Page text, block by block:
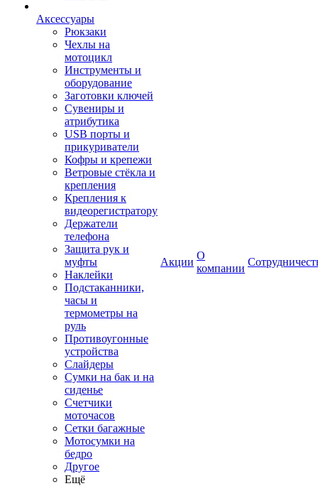
Аксессуары
Рюкзаки
Чехлы на
мотоцикл
Инструменты и
оборудование
Заготовки ключей
Сувениры и
атрибутика
USB порты и
прикуриватели
Кофры и крепежи
Ветровые стёкла и
крепления
Крепления к
видеорегистратору
Держатели
телефона
Защита рук и
муфты
Наклейки
Подстаканники,
часы и
термометры на
руль
Противоугонные
устройства
Слайдеры
Сумки на бак и на
сиденье
Счетчики
моточасов
Сетки багажные
Мотосумки на
бедро
Другое
Ещё
Акции
О
компании